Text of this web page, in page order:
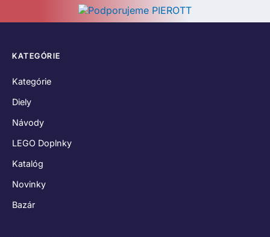
KATEGÓRIE
Kategórie
Diely
Návody
LEGO Doplnky
Katalóg
Novinky
Bazár